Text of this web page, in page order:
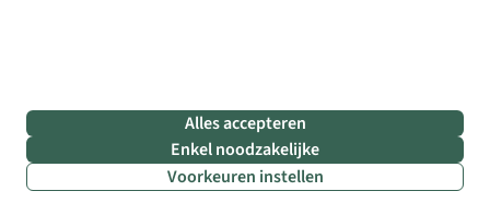
Alles accepteren
Enkel noodzakelijke
Voorkeuren instellen